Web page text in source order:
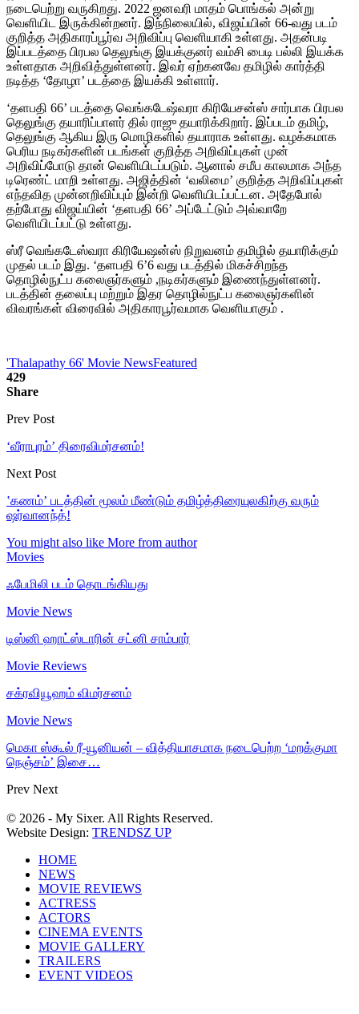
நடைபெற்று வருகிறது. 2022 ஜனவரி மாதம் பொங்கல் அன்று
வெளியிட இருக்கின்றனர். இந்நிலையில், விஜய்யின் 66-வது படம்
குறித்த அதிகாரப்பூர்வ அறிவிப்பு வெளியாகி உள்ளது. அதன்படி
இப்படத்தை பிரபல தெலுங்கு இயக்குனர் வம்சி பைடி பல்லி இயக்க
உள்ளதாக அறிவித்துள்ளனர். இவர் ஏற்கனவே தமிழில் கார்த்தி
நடித்த ‘தோழா’ படத்தை இயக்கி உள்ளார்.
‘தளபதி 66’ படத்தை வெங்கடேஷ்வரா கிரியேசன்ஸ் சார்பாக பிரபல
தெலுங்கு தயாரிப்பாளர் தில் ராஜு தயாரிக்கிறார். இப்படம் தமிழ்,
தெலுங்கு ஆகிய இரு மொழிகளில் தயாராக உள்ளது. வழக்கமாக
பெரிய நடிகர்களின் படங்கள் குறித்த அறிவிப்புகள் முன்
அறிவிப்போடு தான் வெளியிடப்படும். ஆனால் சமீப காலமாக அந்த
டிரெண்ட் மாறி உள்ளது. அஜித்தின் ‘வலிமை’ குறித்த அறிவிப்புகள்
எந்தவித முன்னறிவிப்பும் இன்றி வெளியிடப்பட்டன. அதேபோல்
தற்போது விஜய்யின் ‘தளபதி 66’ அப்டேட்டும் அவ்வாறே
வெளியிடப்பட்டு உள்ளது.
ஸ்ரீ வெங்கடேஸ்வரா கிரியேஷன்ஸ் நிறுவனம் தமிழில் தயாரிக்கும்
முதல் படம் இது. ‘தளபதி 6’6 வது படத்தில் மிகச்சிறந்த
தொழில்நுட்ப கலைஞர்களும் ,நடிகர்களும் இணைந்துள்ளனர்.
படத்தின் தலைப்பு மற்றும் இதர தொழில்நுட்ப கலைஞர்களின்
விவரங்கள் விரைவில் அதிகாரபூர்வமாக வெளியாகும் .
'Thalapathy 66' Movie NewsFeatured
429
Share
Prev Post
‘வீராபுரம்’ திரைவிமர்சனம்!
Next Post
‛கணம்’ படத்தின் மூலம் மீண்டும் தமிழ்த்திரையுலகிற்கு வரும்
ஷர்வானந்த்!
You might also like More from author
Movies
ஃபேமிலி படம் தொடங்கியது
Movie News
டிஸ்னி ஹாட்ஸ்டாரின் சட்னி சாம்பார்
Movie Reviews
சக்ரவியூஹம் விமர்சனம்
Movie News
மெகா ஸ்கூல் ரீ-யூனியன் – வித்தியாசமாக நடைபெற்ற ‘மறக்குமா
நெஞ்சம்’ இசை…
Prev Next
© 2026 - My Sixer. All Rights Reserved.
Website Design: TRENDSZ UP
HOME
NEWS
MOVIE REVIEWS
ACTRESS
ACTORS
CINEMA EVENTS
MOVIE GALLERY
TRAILERS
EVENT VIDEOS